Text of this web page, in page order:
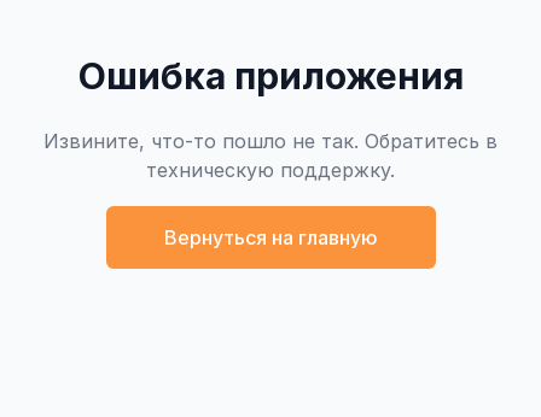
Ошибка приложения
Извините, что-то пошло не так. Обратитесь в
техническую поддержку.
Вернуться на главную